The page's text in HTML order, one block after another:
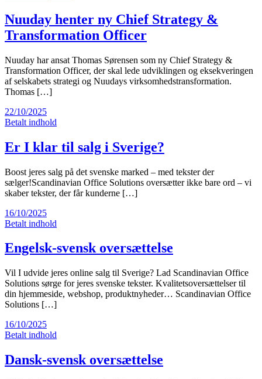
Nuuday henter ny Chief Strategy &
Transformation Officer
Nuuday har ansat Thomas Sørensen som ny Chief Strategy &
Transformation Officer, der skal lede udviklingen og eksekveringen
af selskabets strategi og Nuudays virksomhedstransformation.
Thomas […]
22/10/2025
Betalt indhold
Er I klar til salg i Sverige?
Boost jeres salg på det svenske marked – med tekster der
sælger!Scandinavian Office Solutions oversætter ikke bare ord – vi
skaber tekster, der får kunderne […]
16/10/2025
Betalt indhold
Engelsk-svensk oversættelse
Vil I udvide jeres online salg til Sverige? Lad Scandinavian Office
Solutions sørge for jeres svenske tekster. Kvalitetsoversættelser til
din hjemmeside, webshop, produktnyheder… Scandinavian Office
Solutions […]
16/10/2025
Betalt indhold
Dansk-svensk oversættelse